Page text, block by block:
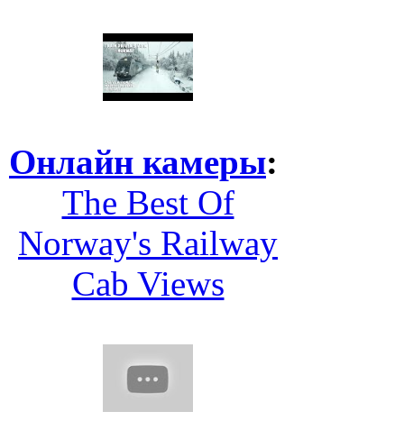
Онлайн камеры:
The Best Of
Norway's Railway
Cab Views